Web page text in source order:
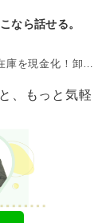
なら話せる。
卸売業者が選ぶキャッシュフロー改善の最短ルート
、もっと気軽